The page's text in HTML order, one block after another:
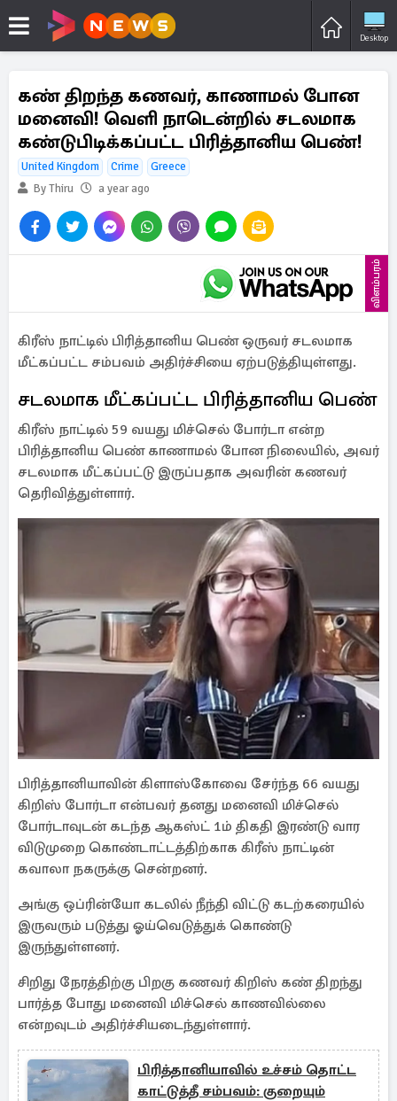
Desktop
கண் திறந்த கணவர், காணாமல் போன
மனைவி! வெளி நாடென்றில் சடலமாக
கண்டுபிடிக்கப்பட்ட பிரித்தானிய பெண்!
United Kingdom Crime
Greece
By Thiru
a year ago
விளம்பரம்
கிரீஸ் நாட்டில் பிரித்தானிய பெண் ஒருவர் சடலமாக
மீட்கப்பட்ட சம்பவம் அதிர்ச்சியை ஏற்படுத்தியுள்ளது.
சடலமாக மீட்கப்பட்ட பிரித்தானிய பெண்
கிரீஸ் நாட்டில் 59 வயது மிச்செல் போர்டா என்ற
பிரித்தானிய பெண் காணாமல் போன நிலையில், அவர்
சடலமாக மீட்கப்பட்டு இருப்பதாக அவரின் கணவர்
தெரிவித்துள்ளார்.
பிரித்தானியாவின் கிளாஸ்கோவை சேர்ந்த 66 வயது
கிறிஸ் போர்டா என்பவர் தனது மனைவி மிச்செல்
போர்டாவுடன் கடந்த ஆகஸ்ட் 1ம் திகதி இரண்டு வார
விடுமுறை கொண்டாட்டத்திற்காக கிரீஸ் நாட்டின்
கவாலா நகருக்கு சென்றனர்.
அங்கு ஒப்ரின்யோ கடலில் நீந்தி விட்டு கடற்கரையில்
இருவரும் படுத்து ஓய்வெடுத்துக் கொண்டு
இருந்துள்ளனர்.
சிறிது நேரத்திற்கு பிறகு கணவர் கிறிஸ் கண் திறந்து
பார்த்த போது மனைவி மிச்செல் காணவில்லை
என்றவுடம் அதிர்ச்சியடைந்துள்ளார்.
பிரித்தானியாவில் உச்சம் தொட்ட
காட்டுத்தீ சம்பவம்: குறையும்